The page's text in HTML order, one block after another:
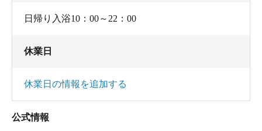
日帰り入浴10：00～22：00
休業日
休業日の情報を追加する
公式情報